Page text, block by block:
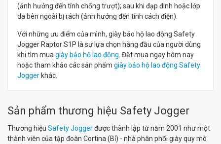
(ảnh hưởng đến tính chống trượt); sau khi đạp đinh hoặc lớp
da bên ngoài bị rách (ảnh hưởng đến tính cách điện).
Với những ưu điểm của mình, giày bảo hộ lao động Safety
Jogger Raptor S1P là sự lựa chọn hàng đầu của người dùng
khi tìm mua giày bảo hộ lao động . Đặt mua ngay hôm nay
hoặc tham khảo các sản phẩm giày bảo hộ lao động Safety
Joggerkhác.
Sản phẩm thương hiệu Safety Jogger
Thương hiệu Safety Joggerđược thành lập từ năm 2001 như một
thành viên của tập đoàn Cortina (Bỉ) - nhà phân phối giày quy mô